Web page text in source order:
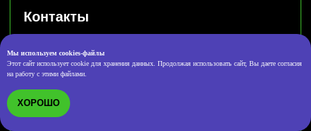
Мы используем cookies-файлы
Этот сайт использует cookie для хранения данных. Продолжая использовать сайт, Вы даете согласия
на работу с этими файлами.
ХОРОШО